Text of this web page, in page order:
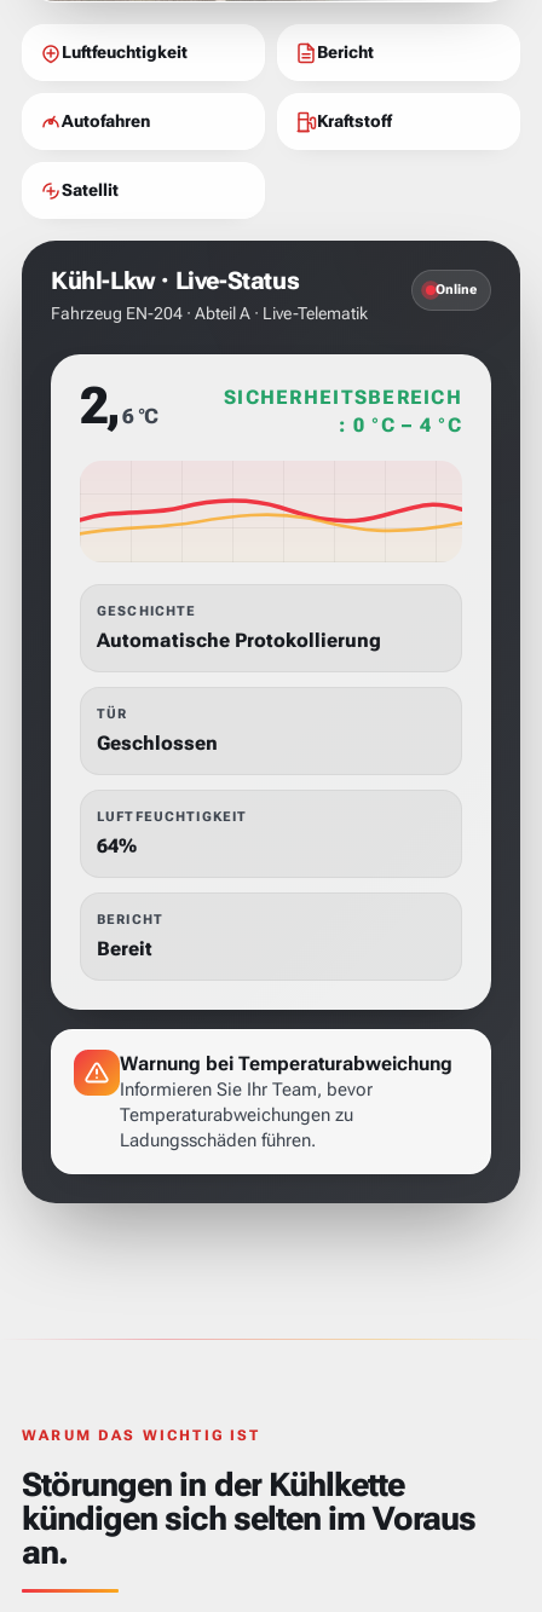
Luftfeuchtigkeit Bericht
Autofahren Kraftstoff
Satellit
Kühl-Lkw · Live-Status
Fahrzeug EN-204 · Abteil A · Live-Telematik
Online
2, 6 °C
SICHERHEITSBEREICH
: 0 °C – 4 °C
GESCHICHTE
Automatische Protokollierung
TÜR
Geschlossen
LUFTFEUCHTIGKEIT
64%
BERICHT
Bereit
Warnung bei Temperaturabweichung
Informieren Sie Ihr Team, bevor
Temperaturabweichungen zu
Ladungsschäden führen.
WARUM DAS WICHTIG IST
Störungen in der Kühlkette
kündigen sich selten im Voraus
an.